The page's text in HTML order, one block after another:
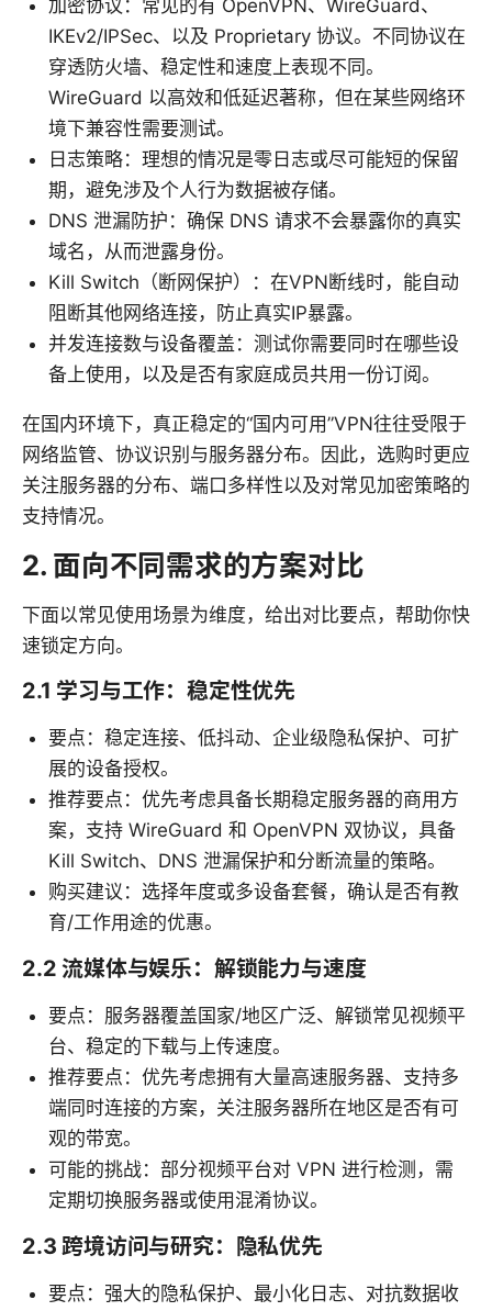
加密协议：常见的有 OpenVPN、WireGuard、
IKEv2/IPSec、以及 Proprietary 协议。不同协议在
穿透防火墙、稳定性和速度上表现不同。
WireGuard 以高效和低延迟著称，但在某些网络环
境下兼容性需要测试。
日志策略：理想的情况是零日志或尽可能短的保留
期，避免涉及个人行为数据被存储。
DNS 泄漏防护：确保 DNS 请求不会暴露你的真实
域名，从而泄露身份。
Kill Switch（断网保护）：在VPN断线时，能自动
阻断其他网络连接，防止真实IP暴露。
并发连接数与设备覆盖：测试你需要同时在哪些设
备上使用，以及是否有家庭成员共用一份订阅。
在国内环境下，真正稳定的“国内可用”VPN往往受限于
网络监管、协议识别与服务器分布。因此，选购时更应
关注服务器的分布、端口多样性以及对常见加密策略的
支持情况。
2. 面向不同需求的方案对比
下面以常见使用场景为维度，给出对比要点，帮助你快
速锁定方向。
2.1 学习与工作：稳定性优先
要点：稳定连接、低抖动、企业级隐私保护、可扩
展的设备授权。
推荐要点：优先考虑具备长期稳定服务器的商用方
案，支持 WireGuard 和 OpenVPN 双协议，具备
Kill Switch、DNS 泄漏保护和分断流量的策略。
购买建议：选择年度或多设备套餐，确认是否有教
育/工作用途的优惠。
2.2 流媒体与娱乐：解锁能力与速度
要点：服务器覆盖国家/地区广泛、解锁常见视频平
台、稳定的下载与上传速度。
推荐要点：优先考虑拥有大量高速服务器、支持多
端同时连接的方案，关注服务器所在地区是否有可
观的带宽。
可能的挑战：部分视频平台对 VPN 进行检测，需
定期切换服务器或使用混淆协议。
2.3 跨境访问与研究：隐私优先
要点：强大的隐私保护、最小化日志、对抗数据收